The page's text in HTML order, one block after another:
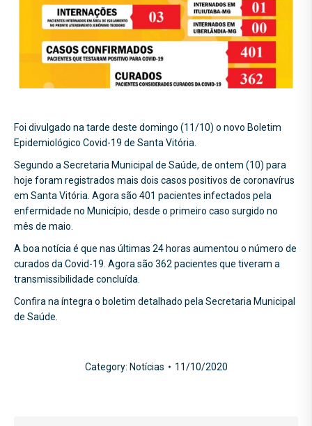
Foi divulgado na tarde deste domingo (11/10) o novo Boletim
Epidemiológico Covid-19 de Santa Vitória.
Segundo a Secretaria Municipal de Saúde, de ontem (10) para
hoje foram registrados mais dois casos positivos de coronavírus
em Santa Vitória. Agora são 401 pacientes infectados pela
enfermidade no Município, desde o primeiro caso surgido no
mês de maio.
A boa notícia é que nas últimas 24 horas aumentou o número de
curados da Covid-19. Agora são 362 pacientes que tiveram a
transmissibilidade concluída.
Confira na íntegra o boletim detalhado pela Secretaria Municipal
de Saúde.
Category: Notícias 11/10/2020